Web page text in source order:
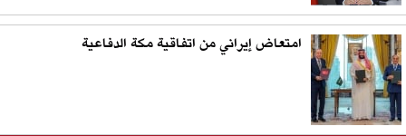
امتعاض إيراني من اتفاقية مكة الدفاعية